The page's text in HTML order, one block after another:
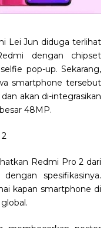
Lei Jun diduga terlihat
dengan chipset
pop-up. Sekarang,
smartphone tersebut
akan di-integrasikan
48MP.
Redmi Pro 2 dari
spesifikasinya.
kapan smartphone di